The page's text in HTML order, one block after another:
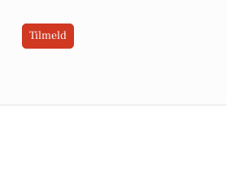
Tilmeld